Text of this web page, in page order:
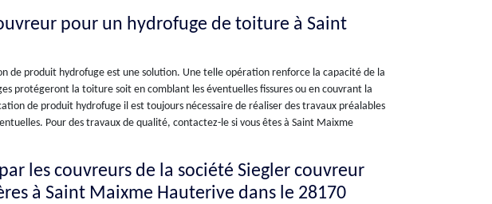
pour un hydrofuge de toiture à Saint
de produit hydrofuge est une solution. Une telle opération renforce la capacité de la
protégeront la toiture soit en comblant les éventuelles fissures ou en couvrant la
de produit hydrofuge il est toujours nécessaire de réaliser des travaux préalables
Pour des travaux de qualité, contactez-le si vous êtes à Saint Maixme
les couvreurs de la société Siegler couvreur
à Saint Maixme Hauterive dans le 28170